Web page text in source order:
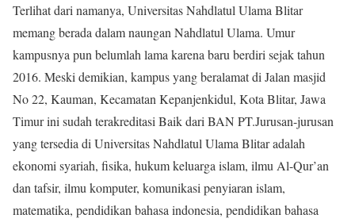
Terlihat dari namanya, Universitas Nahdlatul Ulama Blitar
memang berada dalam naungan Nahdlatul Ulama. Umur
kampusnya pun belumlah lama karena baru berdiri sejak tahun
2016. Meski demikian, kampus yang beralamat di Jalan masjid
No 22, Kauman, Kecamatan Kepanjenkidul, Kota Blitar, Jawa
Timur ini sudah terakreditasi Baik dari BAN PT.Jurusan-jurusan
yang tersedia di Universitas Nahdlatul Ulama Blitar adalah
ekonomi syariah, fisika, hukum keluarga islam, ilmu Al-Qur’an
dan tafsir, ilmu komputer, komunikasi penyiaran islam,
matematika, pendidikan bahasa indonesia, pendidikan bahasa